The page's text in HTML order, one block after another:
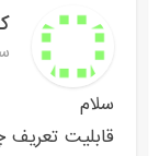
سلام
قابلیت